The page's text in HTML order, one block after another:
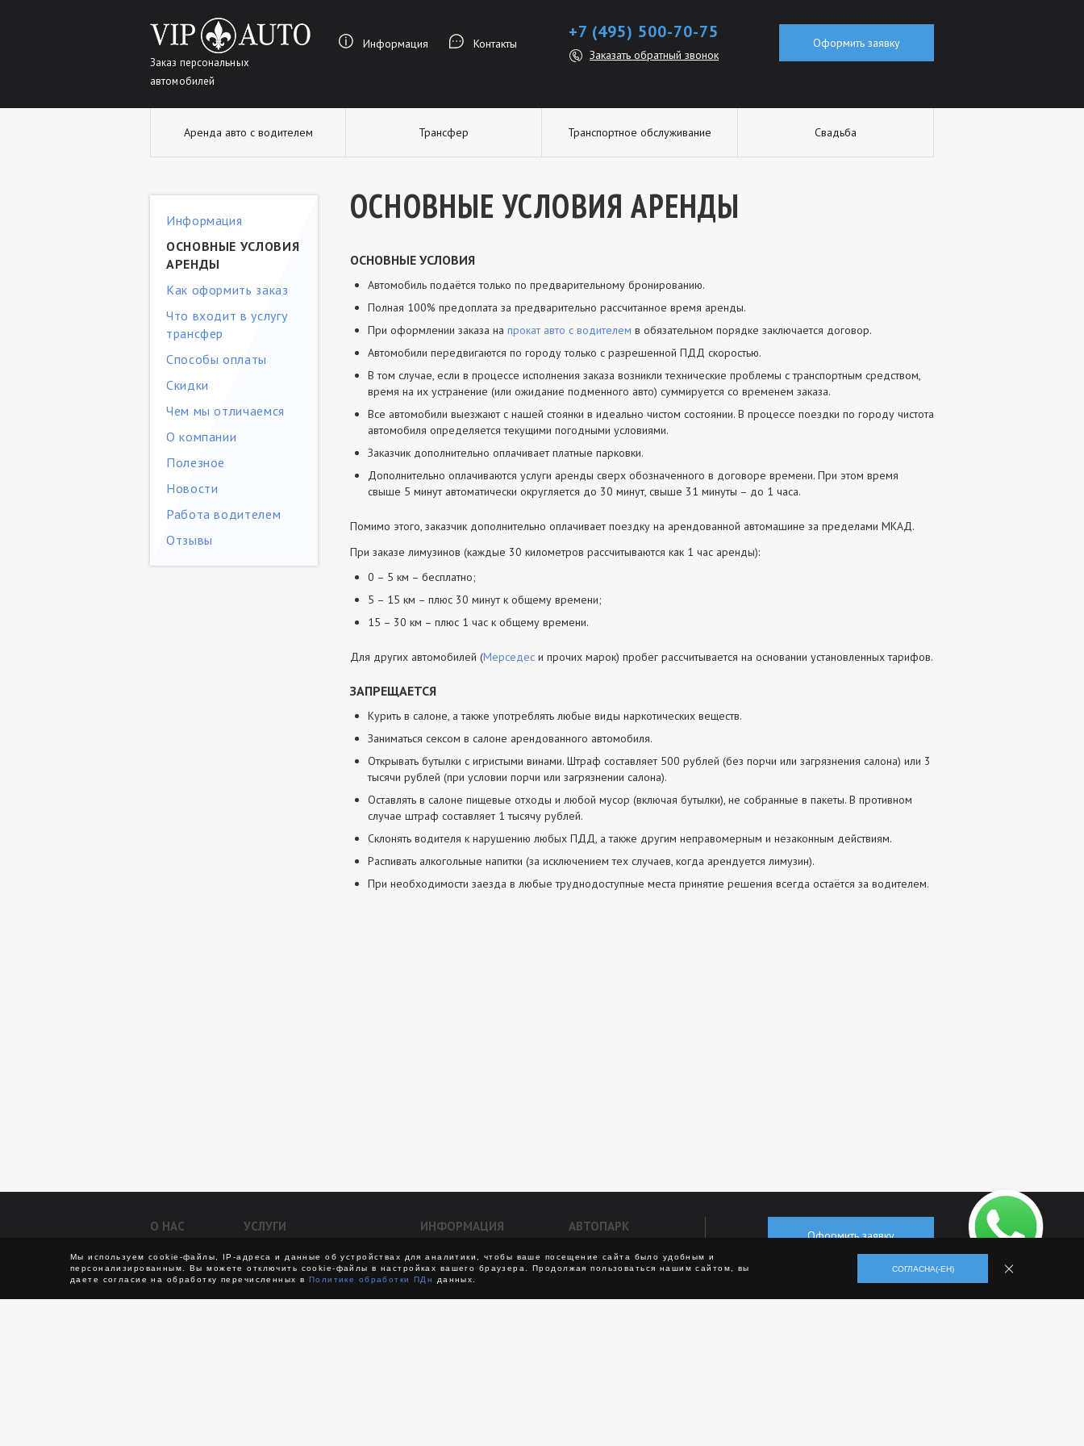
Заказ персональных
автомобилей
Информация Контакты
+7 (495) 500-70-75
Заказать обратный звонок
Оформить заявку
Аренда авто с водителем Трансфер Транспортное обслуживание Свадьба
Информация
ОСНОВНЫЕ УСЛОВИЯ
АРЕНДЫ
Как оформить заказ
Что входит в услугу
трансфер
Способы оплаты
Скидки
Чем мы отличаемся
О компании
Полезное
Новости
Работа водителем
Отзывы
ОСНОВНЫЕ УСЛОВИЯ АРЕНДЫ
ОСНОВНЫЕ УСЛОВИЯ
Автомобиль подаётся только по предварительному бронированию.
Полная 100% предоплата за предварительно рассчитанное время аренды.
При оформлении заказа на прокат авто с водителем в обязательном порядке заключается договор.
Автомобили передвигаются по городу только с разрешенной ПДД скоростью.
В том случае, если в процессе исполнения заказа возникли технические проблемы с транспортным средством,
время на их устранение (или ожидание подменного авто) суммируется со временем заказа.
Все автомобили выезжают с нашей стоянки в идеально чистом состоянии. В процессе поездки по городу чистота
автомобиля определяется текущими погодными условиями.
Заказчик дополнительно оплачивает платные парковки.
Дополнительно оплачиваются услуги аренды сверх обозначенного в договоре времени. При этом время
свыше 5 минут автоматически округляется до 30 минут, свыше 31 минуты – до 1 часа.
Помимо этого, заказчик дополнительно оплачивает поездку на арендованной автомашине за пределами МКАД.
При заказе лимузинов (каждые 30 километров рассчитываются как 1 час аренды):
0 – 5 км – бесплатно;
5 – 15 км – плюс 30 минут к общему времени;
15 – 30 км – плюс 1 час к общему времени.
Для других автомобилей (Мерседес и прочих марок) пробег рассчитывается на основании установленных тарифов.
ЗАПРЕЩАЕТСЯ
Курить в салоне, а также употреблять любые виды наркотических веществ.
Заниматься сексом в салоне арендованного автомобиля.
Открывать бутылки с игристыми винами. Штраф составляет 500 рублей (без порчи или загрязнения салона) или 3
тысячи рублей (при условии порчи или загрязнении салона).
Оставлять в салоне пищевые отходы и любой мусор (включая бутылки), не собранные в пакеты. В противном
случае штраф составляет 1 тысячу рублей.
Склонять водителя к нарушению любых ПДД, а также другим неправомерным и незаконным действиям.
Распивать алкогольные напитки (за исключением тех случаев, когда арендуется лимузин).
При необходимости заезда в любые труднодоступные места принятие решения всегда остаётся за водителем.
О НАС
Контакты
О компании
Отзывы
УСЛУГИ
Авто на свадьбу
Междугородние перевозки
Трансфер
ИНФОРМАЦИЯ
Как оформить заказ
Условия
Способы оплаты
АВТОПАРК
Мерседесы
Представительский
Оформить заявку
+7 (495) 500-70-75
Мы используем cookie-файлы, IP-адреса и данные об устройствах для аналитики, чтобы ваше посещение сайта было удобным и
персонализированным. Вы можете отключить cookie-файлы в настройках вашего браузера. Продолжая пользоваться нашим сайтом, вы
даете согласие на обработку перечисленных в Политике обработки ПДн данных.
СОГЛАСНА(-ЕН)